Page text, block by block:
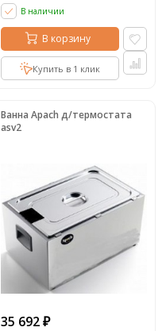
В наличии
В корзину
Купить в 1 клик
Ванна Apach д/термостата
asv2
35 692 ₽